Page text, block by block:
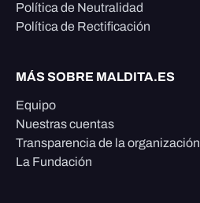
Política de Neutralidad
Política de Rectificación
MÁS SOBRE MALDITA.ES
Equipo
Nuestras cuentas
Transparencia de la organización
La Fundación